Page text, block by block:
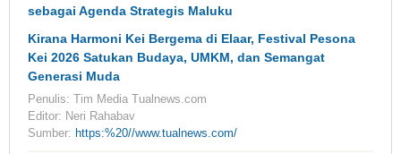
sebagai Agenda Strategis Maluku
Kirana Harmoni Kei Bergema di Elaar, Festival Pesona
Kei 2026 Satukan Budaya, UMKM, dan Semangat
Generasi Muda
Penulis: Tim Media Tualnews.com
Editor: Neri Rahabav
Sumber: https:%20//www.tualnews.com/